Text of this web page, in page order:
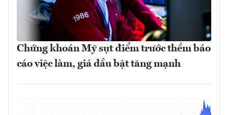
Chứng khoán Mỹ sụt điểm trước thềm báo
cáo việc làm, giá dầu bật tăng mạnh